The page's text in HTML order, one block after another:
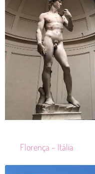
Florença – Itália